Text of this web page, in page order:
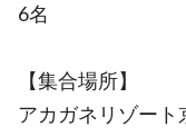
6名
【集合場所】
アカガネリゾート